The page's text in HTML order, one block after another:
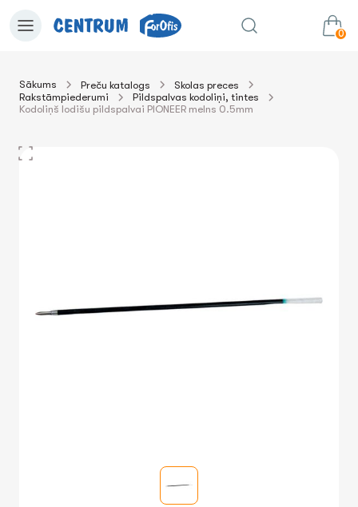
0
uz grozu Summa:
Sākums Preču katalogs
Skolas preces
Rakstāmpiederumi
Pildspalvas kodoliņi, tintes
Kodoliņš lodišu pildspalvai PIONEER melns 0.5mm